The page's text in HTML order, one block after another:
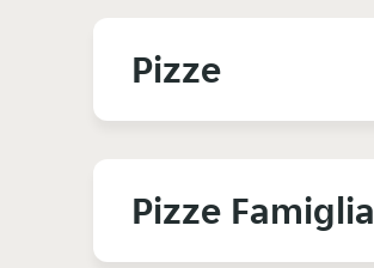
Pizze
Pizze Famiglia